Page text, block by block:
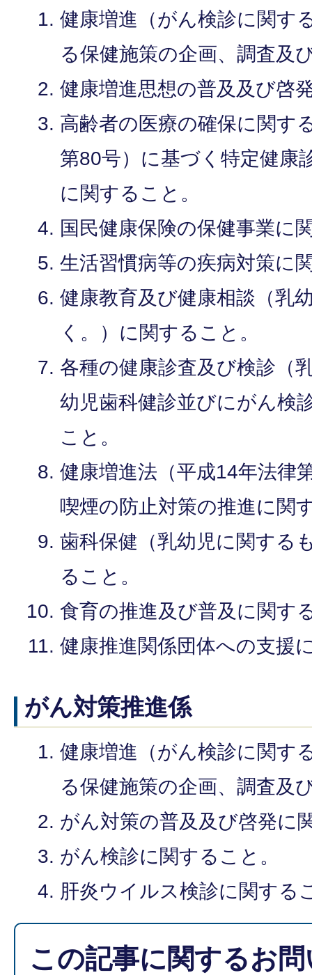
健康増進（がん検診に関す
る保健施策の企画、調査及
健康増進思想の普及及び啓
高齢者の医療の確保に関す
第80号）に基づく特定健康
に関すること。
国民健康保険の保健事業に
生活習慣病等の疾病対策に
健康教育及び健康相談（乳
く。）に関すること。
各種の健康診査及び検診（
幼児歯科健診並びにがん検
こと。
健康増進法（平成14年法律
喫煙の防止対策の推進に関
歯科保健（乳幼児に関する
ること。
食育の推進及び普及に関す
健康推進関係団体への支援
がん対策推進係
健康増進（がん検診に関す
る保健施策の企画、調査及
がん対策の普及及び啓発に
がん検診に関すること。
肝炎ウイルス検診に関する
この記事に関するお